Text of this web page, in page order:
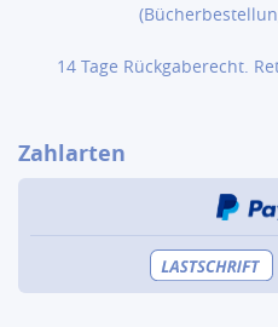
14 Tage Rückgaberecht.
Zahlarten